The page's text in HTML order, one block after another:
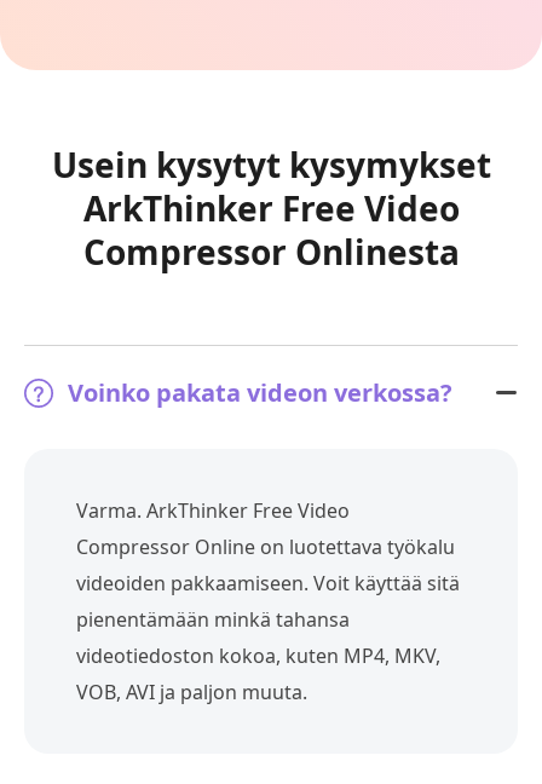
Usein kysytyt kysymykset
ArkThinker Free Video
Compressor Onlinesta
Voinko pakata videon verkossa?
Varma. ArkThinker Free Video
Compressor Online on luotettava työkalu
videoiden pakkaamiseen. Voit käyttää sitä
pienentämään minkä tahansa
videotiedoston kokoa, kuten MP4, MKV,
VOB, AVI ja paljon muuta.